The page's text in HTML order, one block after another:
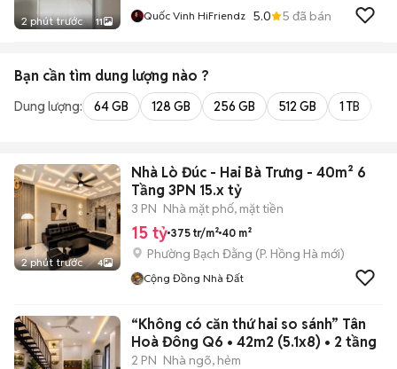
2 phút trước 11 Quốc Vinh HiFriendz 5.0 5 đã bán
Bạn cần tìm dung lượng nào ?
Dung lượng: 64 GB 128 GB 256 GB 512 GB 1 TB
2 phút trước 4
Nhà Lò Đúc - Hai Bà Trưng - 40m² 6
Tầng 3PN 15.x tỷ
3 PN Nhà mặt phố, mặt tiền
15 tỷ 375 tr/m² 40 m²
Phường Bạch Đằng (P. Hồng Hà mới)
Cộng Đồng Nhà Đất
“Không có căn thứ hai so sánh” Tân
Hoà Đông Q6 • 42m2 (5.1x8) • 2 tầng
2 PN Nhà ngõ, hẻm